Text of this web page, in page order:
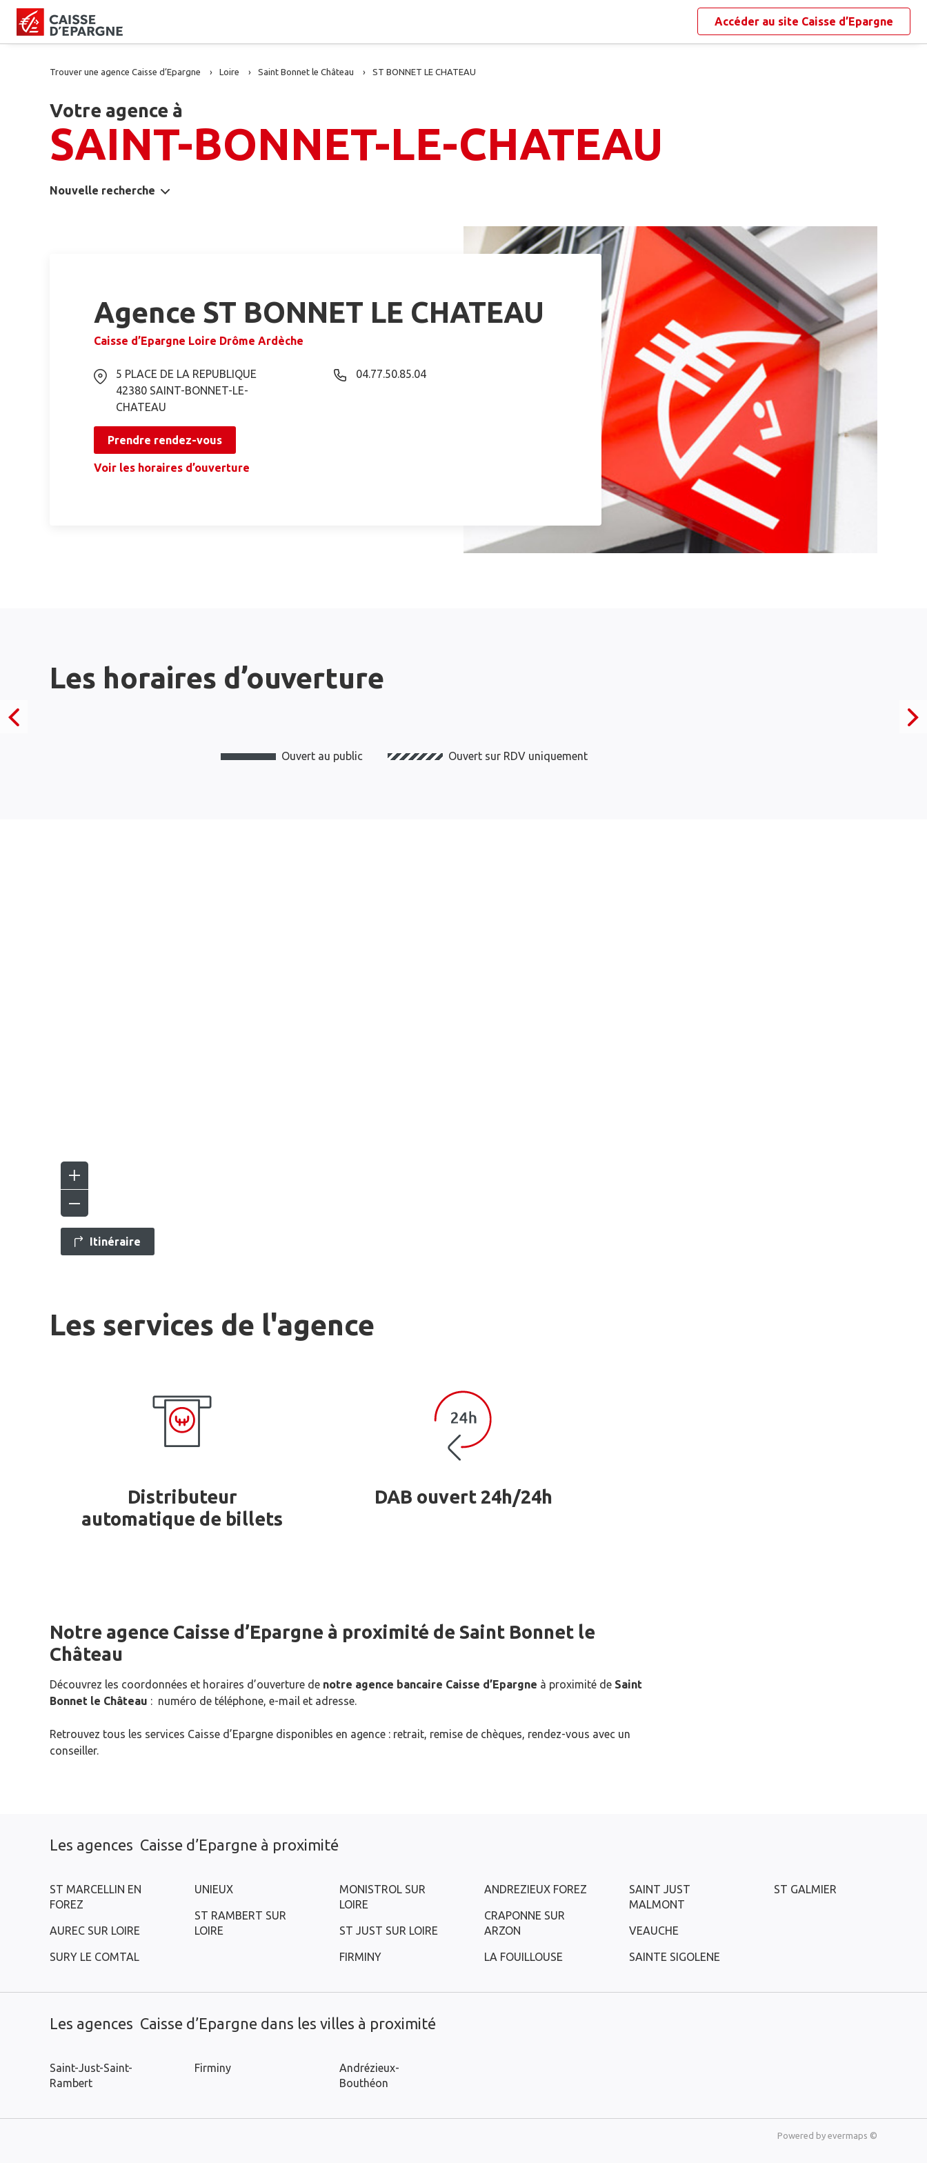
Accéder au site Caisse d’Epargne
Trouver une agence Caisse d’Epargne Loire Saint Bonnet le Château ST BONNET LE CHATEAU
Votre agence à
SAINT-BONNET-LE-CHATEAU
Nouvelle recherche
Agence ST BONNET LE CHATEAU
Caisse d’Epargne Loire Drôme Ardèche
5 PLACE DE LA REPUBLIQUE
42380 SAINT-BONNET-LE-
CHATEAU
04.77.50.85.04
Prendre rendez-vous
Voir les horaires d’ouverture
Les horaires d’ouverture
Ouvert au public Ouvert sur RDV uniquement
Itinéraire
Les services de l'agence
Distributeur
automatique de billets
DAB ouvert 24h/24h
Notre agence Caisse d’Epargne à proximité de Saint Bonnet le
Château
Découvrez les coordonnées et horaires d’ouverture de notre agence bancaire Caisse d’Epargne à proximité de Saint
Bonnet le Château : numéro de téléphone, e-mail et adresse.
Retrouvez tous les services Caisse d’Epargne disponibles en agence : retrait, remise de chèques, rendez-vous avec un
conseiller.
Les agences Caisse d’Epargne à proximité
ST MARCELLIN EN
FOREZ
AUREC SUR LOIRE
SURY LE COMTAL
UNIEUX
ST RAMBERT SUR
LOIRE
MONISTROL SUR
LOIRE
ST JUST SUR LOIRE
FIRMINY
ANDREZIEUX FOREZ
CRAPONNE SUR
ARZON
LA FOUILLOUSE
SAINT JUST
MALMONT
VEAUCHE
SAINTE SIGOLENE
ST GALMIER
Les agences Caisse d’Epargne dans les villes à proximité
Saint-Just-Saint-
Rambert
Firminy
Andrézieux-
Bouthéon
Powered by evermaps ©